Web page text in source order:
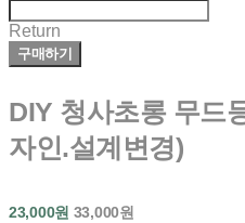
Return
구매하기
DIY 청사초롱 무드
자인.설계변경)
23,000원 33,000원